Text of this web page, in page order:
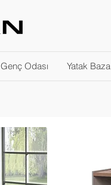
Genç Odası Yatak Baza